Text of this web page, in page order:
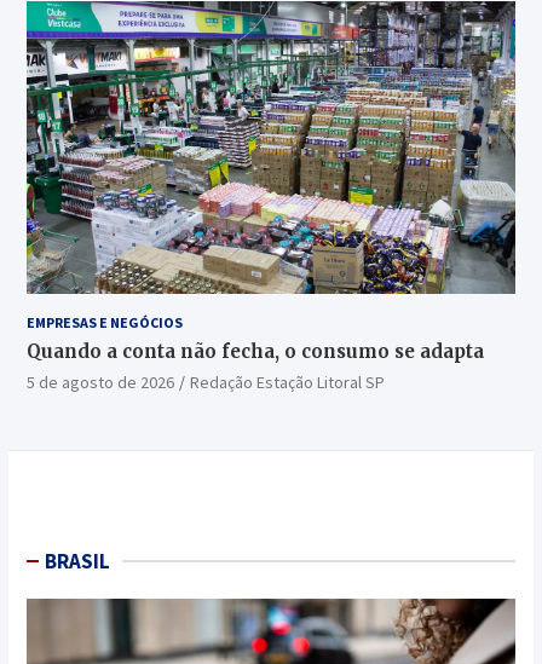
EMPRESAS E NEGÓCIOS
Quando a conta não fecha, o consumo se adapta
5 de agosto de 2026 Redação Estação Litoral SP
BRASIL